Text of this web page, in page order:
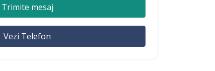
Trimite mesaj
Vezi Telefon